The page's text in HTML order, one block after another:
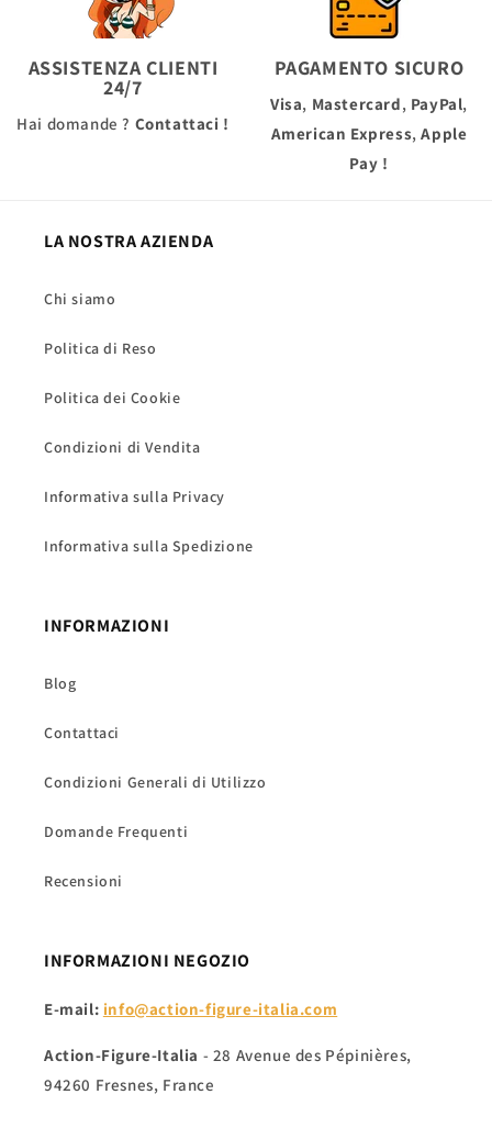
ASSISTENZA CLIENTI
24/7
Hai domande ? Contattaci !
PAGAMENTO SICURO
Visa, Mastercard, PayPal,
American Express,Apple
Pay !
LA NOSTRA AZIENDA
Chi siamo
Politica di Reso
Politica dei Cookie
Condizioni di Vendita
Informativa sulla Privacy
Informativa sulla Spedizione
INFORMAZIONI
Blog
Contattaci
Condizioni Generali di Utilizzo
Domande Frequenti
Recensioni
INFORMAZIONI NEGOZIO
E-mail: info@action-figure-italia.com
Action-Figure-Italia - 28 Avenue des Pépinières,
94260 Fresnes, France